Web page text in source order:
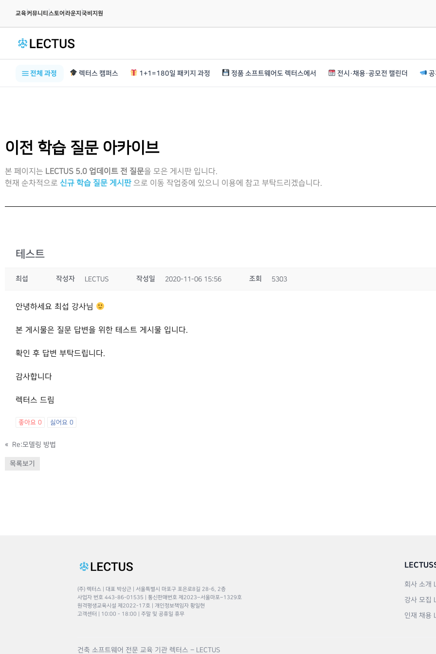
교육|커뮤니티 |스토어 |라운지 |국비지원
전체 과정 렉터스 캠퍼스 1+1=180일 패키지 과정 정품 소프트웨어도 렉터스에서 전시·채용·공모전 캘린더
이전 학습 질문 아카이브
본 페이지는 LECTUS 5.0 업데이트 전 질문을 모은 게시판 입니다.
현재 순차적으로 신규 학습 질문 게시판 으로 이동 작업중에 있으니 이용에 참고 부탁드리겠습니다.
테스트
최섭 작성자 LECTUS 작성일 2020-11-06 15:56 조회 5303
안녕하세요 최섭 강사님
본 게시물은 질문 답변을 위한 테스트 게시물 입니다.
확인 후 답변 부탁드립니다.
감사합니다
렉터스 드림
좋아요 0 싫어요 0
« Re:모델링 방법
목록보기
(주) 렉터스 | 대표 박상근 | 서울특별시 마포구 포은로8길 28-6, 2층
사업자 번호 443-86-01535 | 통신판매번호 제2023–서울마포–1329호
원격평생교육시설 제2022-17호 | 개인정보책임자 황일현
고객센터 | 10:00 - 18:00 | 주말 및 공휴일 휴무
LECTUS
회사 소개
강사 모집
인재 채용
건축 소프트웨어 전문 교육 기관 렉터스 – LECTUS